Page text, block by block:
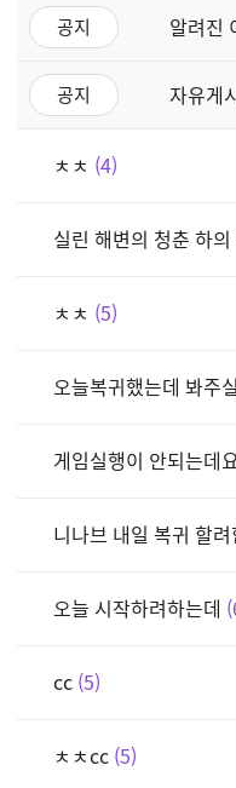
공지 알려진
공지 자유게
ㅊㅊ 4
실린 해변의 청춘 하
ㅊㅊ 5
오늘복귀했는데 봐주
게임실행이 안되는데
니나브 내일 복귀 할
오늘 시작하려하는데
cc 5
ㅊㅊcc 5